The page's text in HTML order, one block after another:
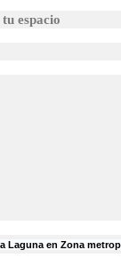
espacio
Laguna en Zona